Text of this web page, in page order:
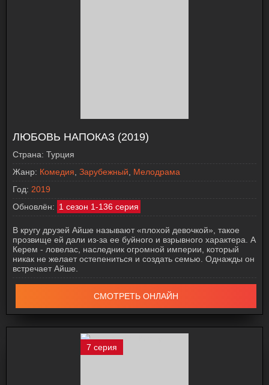
ЛЮБОВЬ НАПОКАЗ (2019)
Страна: Турция
Жанр: Комедия Зарубежный
Мелодрама
Год: 2019
Обновлён: 1 сезон 1-136 серия
В кругу друзей Айше называют «плохой девочкой», такое
прозвище ей дали из-за ее буйного и взрывного характера. А
Керем - ловелас, наследник огромной империи, который
никак не желает остепениться и создать семью. Однажды он
встречает Айше.
СМОТРЕТЬ ОНЛАЙН
7 серия